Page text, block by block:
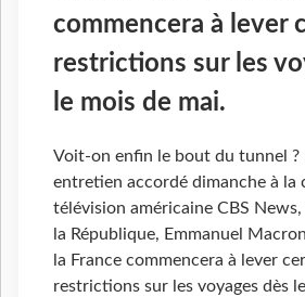
commencera à lever
restrictions sur les
le mois de mai.
Voit-on enfin le bout du tunnel ?
entretien accordé dimanche à la
télévision américaine CBS
la République, Emmanuel
la France commencera à lever
restrictions sur les voyages dès